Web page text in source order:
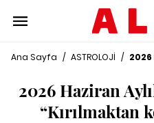
Ana Sayfa / ASTROLOJİ /
2026 Haziran
“Kırılmaktan